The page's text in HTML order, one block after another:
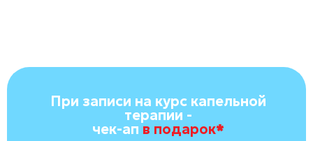
При записи на курс капельной
терапии -
чек-апв подарок*